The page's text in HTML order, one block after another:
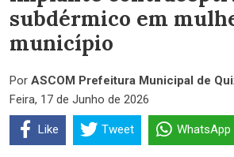
subdérmico em
município
Por ASCOM Prefeitura Municipal de
Feira, 17 de Junho de 2026
Like Tweet WhatsApp